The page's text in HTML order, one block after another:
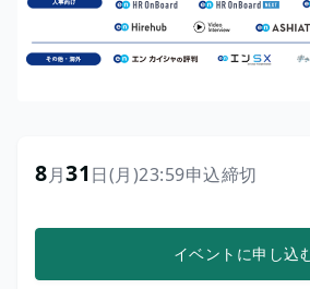
8月31日(月)23:59申込締切
イベントに申し込